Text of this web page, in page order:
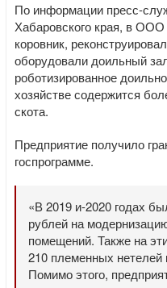
По информации пресс-
Хабаровского края, в
коровник,
оборудовали доильный
роботизированное
хозяйстве содержится
скота.
Предприятие получило
госпрограмме.
«В 2019 и-2020 годах
рублей на
помещений. Также на
210 племенных нетелей
Помимо этого,